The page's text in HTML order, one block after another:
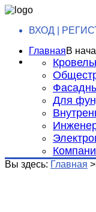
ВХОД |
ГлавнаяВ
Для
Вы здесь: Главная